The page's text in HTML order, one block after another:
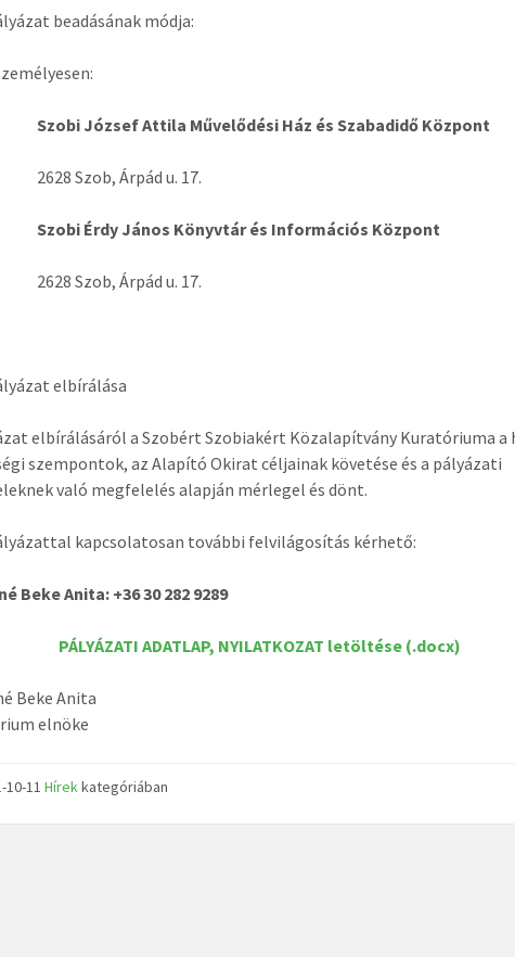
beadásának módja:
Szobi József Attila Művelődési Ház és Szabadidő Központ
2628 Szob, Árpád u. 17.
Szobi Érdy János Könyvtár és Információs Központ
2628 Szob, Árpád u. 17.
elbírálása
elbírálásáról a Szobért Szobiakért Közalapítvány Kuratóriuma a
szempontok, az Alapító Okirat céljainak követése és a pályázati
való megfelelés alapján mérlegel és dönt.
kapcsolatosan további felvilágosítás kérhető:
Beke Anita: +36 30 282 9289
PÁLYÁZATI ADATLAP, NYILATKOZAT letöltése (.docx)
Beke Anita
elnöke
10-11Hírekkategóriában